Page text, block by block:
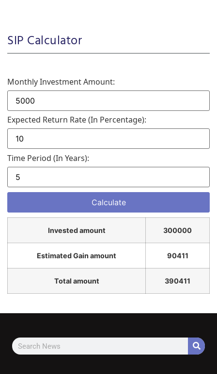
SIP Calculator
Monthly Investment Amount:
Expected Return Rate (in Percentage):
Time Period (in Years):
Invested amount 300000
Estimated Gain amount 90411
Total amount 390411